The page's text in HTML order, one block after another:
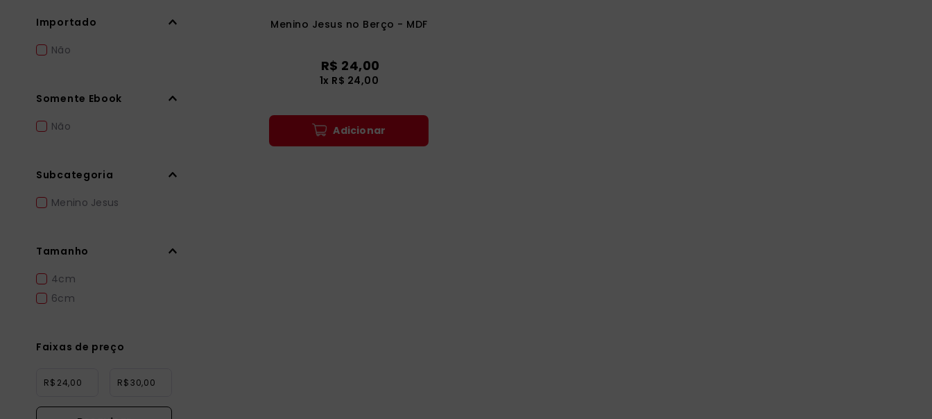
Importado
Não
Somente Ebook
Não
Subcategoria
Menino Jesus
Tamanho
4cm
6cm
Faixas de preço
R$ R$
Menino Jesus no Berço - MDF
R$ 24,00
1x R$ 24,00
Adicionar